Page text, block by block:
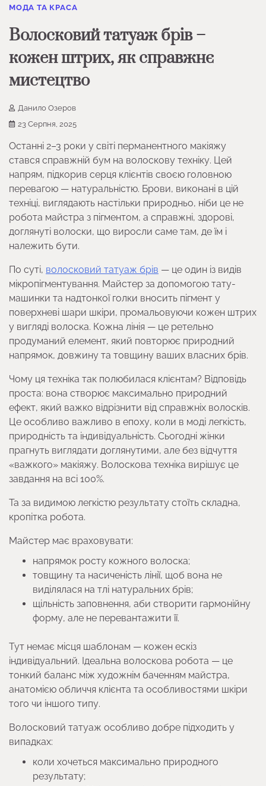
МОДА ТА КРАСА
Волосковий татуаж брів –
кожен штрих, як справжнє
мистецтво
Данило Озеров
23 Серпня, 2025
Останні 2–3 роки у світі перманентного макіяжу
стався справжній бум на волоскову техніку. Цей
напрям, підкорив серця клієнтів своєю головною
перевагою — натуральністю. Брови, виконані в цій
техніці, виглядають настільки природньо, ніби це не
робота майстра з пігментом, а справжні, здорові,
доглянуті волоски, що виросли саме там, де їм і
належить бути.
По суті, волосковий татуаж брів — це один із видів
мікропігментування. Майстер за допомогою тату-
машинки та надтонкої голки вносить пігмент у
поверхневі шари шкіри, промальовуючи кожен штрих
у вигляді волоска. Кожна лінія — це ретельно
продуманий елемент, який повторює природний
напрямок, довжину та товщину ваших власних брів.
Чому ця техніка так полюбилася клієнтам? Відповідь
проста: вона створює максимально природний
ефект, який важко відрізнити від справжніх волосків.
Це особливо важливо в епоху, коли в моді легкість,
природність та індивідуальність. Сьогодні жінки
прагнуть виглядати доглянутими, але без відчуття
«важкого» макіяжу. Волоскова техніка вирішує це
завдання на всі 100%.
Та за видимою легкістю результату стоїть складна,
кропітка робота.
Майстер має враховувати:
напрямок росту кожного волоска;
товщину та насиченість лінії, щоб вона не
виділялася на тлі натуральних брів;
щільність заповнення, аби створити гармонійну
форму, але не перевантажити її.
Тут немає місця шаблонам — кожен ескіз
індивідуальний. Ідеальна волоскова робота — це
тонкий баланс між художнім баченням майстра,
анатомією обличчя клієнта та особливостями шкіри
того чи іншого типу.
Волосковий татуаж особливо добре підходить у
випадках:
коли хочеться максимально природного
результату;